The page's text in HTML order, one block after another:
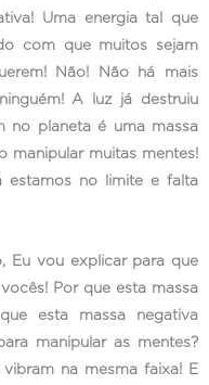
Uma energia tal que
com que muitos sejam
Não! Não há mais
A luz já destruiu
no planeta é uma massa
manipular muitas mentes!
estamos no limite e falta
Eu vou explicar para que
Por que esta massa
esta massa negativa
manipular as mentes?
na mesma faixa! E